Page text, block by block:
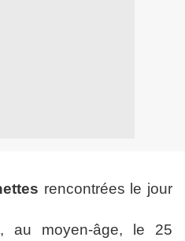
rencontrées le jour
moyen-âge, l e 25